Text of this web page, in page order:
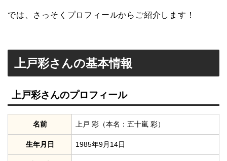
では、さっそくプロフィールからご紹介します！
上戸彩さんの基本情報
上戸彩さんのプロフィール
名前 上戸 彩（本名：五十嵐 彩）
生年月日 1985年9月14日